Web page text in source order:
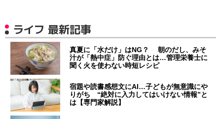
ライフ 最新記事
真夏に「水だけ」はNG？ 朝のだし、みそ
汁が「熱中症」防ぐ理由とは…管理栄養士に
聞く火を使わない時短レシピ
宿題や読書感想文にAI…子どもが無意識にや
りがち “絶対に入力してはいけない情報”と
は【専門家解説】